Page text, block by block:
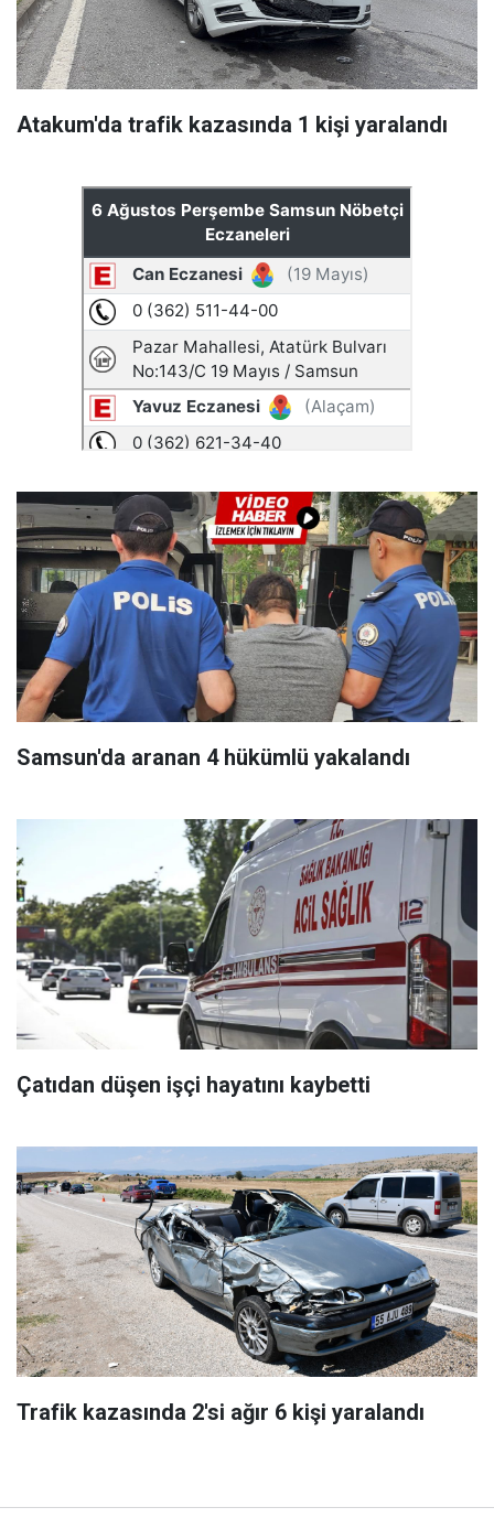
Atakum'da trafik kazasında 1 kişi yaralandı
Samsun'da aranan 4 hükümlü yakalandı
Çatıdan düşen işçi hayatını kaybetti
Trafik kazasında 2'si ağır 6 kişi yaralandı